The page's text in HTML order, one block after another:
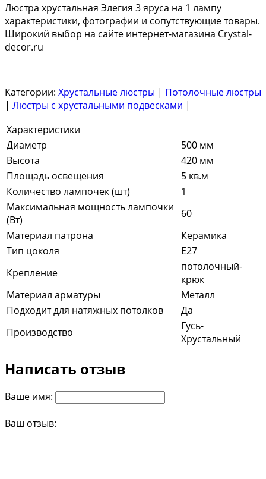
Люстра хрустальная Элегия 3 яруса на 1 лампу
характеристики, фотографии и сопутствующие товары.
Широкий выбор на сайте интернет-магазина Crystal-
decor.ru
Категории: Хрустальные люстры | Потолочные люстры
| Люстры с хрустальными подвесками |
Характеристики
Диаметр
500 мм
Высота
420 мм
Площадь освещения
5 кв.м
Количество лампочек (шт)
1
Максимальная мощность лампочки
(Вт)
60
Материал патрона
Керамика
Тип цоколя
E27
Крепление
потолочный-
крюк
Материал арматуры
Металл
Подходит для натяжных потолков
Да
Производство
Гусь-
Хрустальный
Написать отзыв
Ваше имя:
Ваш отзыв: